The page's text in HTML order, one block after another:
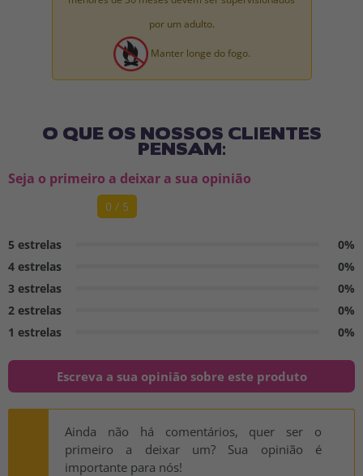
por um adulto.
Manter longe do fogo.
O QUE OS NOSSOS CLIENTES
PENSAM:
Seja o primeiro a deixar a sua opinião
0 / 5
5 estrelas
0%
4 estrelas
0%
3 estrelas
0%
2 estrelas
0%
1 estrelas
0%
Escreva a sua opinião sobre este produto
Ainda não há comentários, quer ser o
primeiro a deixar um? Sua opinião é
importante para nós!